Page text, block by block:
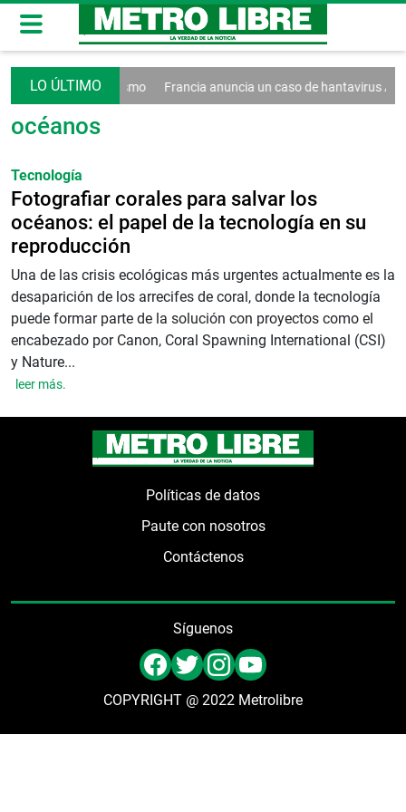
contra el turismo Francia anuncia un caso de hantavirus
océanos
Tecnología
Fotografiar corales para salvar los
océanos: el papel de la tecnología en su
reproducción
Una de las crisis ecológicas más urgentes actualmente es la
desaparición de los arrecifes de coral, donde la tecnología
puede formar parte de la solución con proyectos como el
encabezado por Canon, Coral Spawning International (CSI)
y Nature...
leer más.
Políticas de datos
Paute con nosotros
Contáctenos
Síguenos
COPYRIGHT @ 2022 Metrolibre